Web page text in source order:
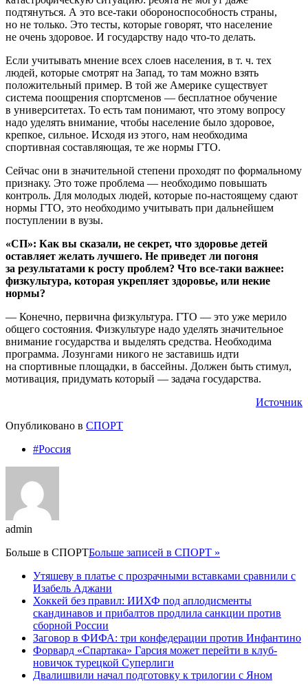
подтянуться. А это все-таки обороноспособность страны,
но не только. Это тесты, которые говорят, что население
не очень здоровое. И государству надо что-то делать.
Если учитывать мнение всех слоев населения, в т. ч. тех
людей, которые смотрят на Запад, то там можно взять
положительный пример. В той же Америке существует
система поощрения спортсменов — бесплатное обучение
в университетах. То есть там понимают, что этому вопросу
надо уделять внимание, чтобы население было здоровое,
крепкое, сильное. Исходя из этого, нам необходима
спортивная составляющая, те же нормы ГТО.
Сейчас они в значительной степени проходят по формальному
признаку. Это тоже проблема — необходимо повышать
контроль. Для молодых людей, которые по-настоящему сдают
нормы ГТО, это необходимо учитывать при дальнейшем
поступлении в вузы.
«СП»: Как вы сказали, не секрет, что здоровье детей
оставляет желать лучшего. Не приведет ли погоня
за результатами к росту проблем? Что все-таки важнее:
физкультура, которая укрепляет здоровье, или некие
нормы?
— Конечно, первична физкультура. ГТО — это уже мерило
общего состояния. Физкультуре надо уделять значительное
внимание государства и выделять средства. Необходима
программа. Лозунгами никого не заставишь идти
на спортивные площадки, в бассейны. Должен быть стимул,
мотивация, придумать который — задача государства.
Источник
Опубликовано в СПОРТ
#Россия
admin
Больше в СПОРТБольше записей в СПОРТ »
Утяшеву в платье с прозрачными вставками сравнили с
Изабель Аджани
Хоккей без правил: ИИХФ под аплодисменты
скандинавов и прибалтов продлила санкции против
сборной России
Заговор в ФИФА: три конфедерации против Инфантино
Форвард «Спартака» Гарсия может перейти в клуб-
новичок турецкой Суперлиги
Двалишвили начал подготовку к трилогии с Яном